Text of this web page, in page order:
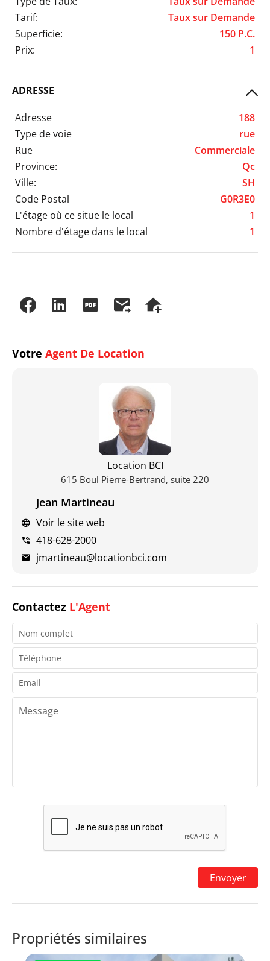
Tarif:
Taux sur Demande
Superficie:
150 P.C.
Prix:
1
ADRESSE
Adresse
188
Type de voie
rue
Rue
Commerciale
Province:
Qc
Ville:
SH
Code Postal
G0R3E0
L'étage où ce situe le local
1
Nombre d'étage dans le local
1
Votre Agent De Location
Location BCI
615 Boul Pierre-Bertrand, suite 220
Jean Martineau
Voir le site web
418-628-2000
jmartineau@locationbci.com
Contactez L'Agent
Propriétés similaires